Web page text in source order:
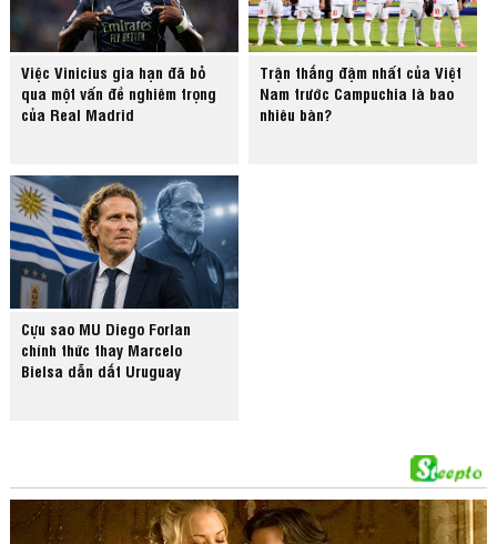
Việc Vinicius gia hạn đã bỏ
qua một vấn đề nghiêm trọng
của Real Madrid
Trận thắng đậm nhất của Việt
Nam trước Campuchia là bao
nhiêu bàn?
Cựu sao MU Diego Forlan
chính thức thay Marcelo
Bielsa dẫn dắt Uruguay